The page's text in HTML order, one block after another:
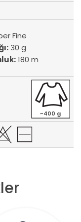
Fine
30 g
180 m
~400 g